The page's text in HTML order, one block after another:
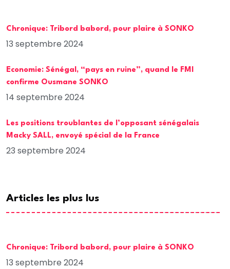
Chronique: Tribord babord, pour plaire à SONKO
13 septembre 2024
Economie: Sénégal, “pays en ruine”, quand le FMI
confirme Ousmane SONKO
14 septembre 2024
Les positions troublantes de l’opposant sénégalais
Macky SALL, envoyé spécial de la France
23 septembre 2024
Articles les plus lus
Chronique: Tribord babord, pour plaire à SONKO
13 septembre 2024